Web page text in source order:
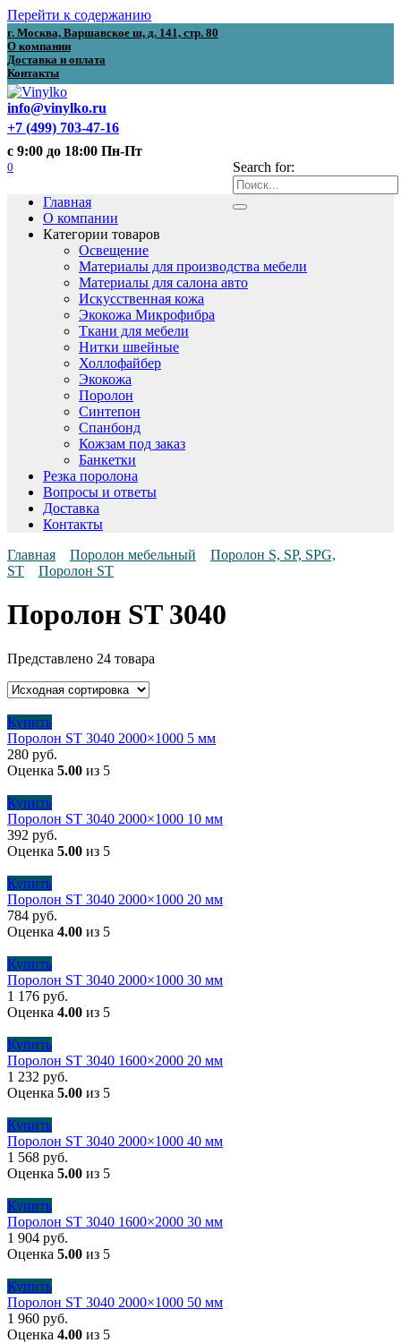
Перейти к содержанию
г. Москва, Варшавское ш, д. 141, стр. 80
О компании
Доставка и оплата
Контакты
info@vinylko.ru
+7 (499) 703-47-16
с 9:00 до 18:00 Пн-Пт
Search for:
0
Главная
О компании
Категории товаров
Освещение
Материалы для производства мебели
Материалы для салона авто
Искусственная кожа
Экокожа Микрофибра
Ткани для мебели
Нитки швейные
Холлофайбер
Экокожа
Поролон
Синтепон
Спанбонд
Кожзам под заказ
Банкетки
Резка поролона
Вопросы и ответы
Доставка
Контакты
Главная
Поролон мебельный
Поролон S, SP, SPG,
ST
Поролон ST
Поролон ST 3040
Представлено 24 товара
Купить
Поролон ST 3040 2000×1000 5 мм
280 руб.
Оценка 5.00 из 5
Купить
Поролон ST 3040 2000×1000 10 мм
392 руб.
Оценка 5.00 из 5
Купить
Поролон ST 3040 2000×1000 20 мм
784 руб.
Оценка 4.00 из 5
Купить
Поролон ST 3040 2000×1000 30 мм
1 176 руб.
Оценка 4.00 из 5
Купить
Поролон ST 3040 1600×2000 20 мм
1 232 руб.
Оценка 5.00 из 5
Купить
Поролон ST 3040 2000×1000 40 мм
1 568 руб.
Оценка 5.00 из 5
Купить
Поролон ST 3040 1600×2000 30 мм
1 904 руб.
Оценка 5.00 из 5
Купить
Поролон ST 3040 2000×1000 50 мм
1 960 руб.
Оценка 4.00 из 5